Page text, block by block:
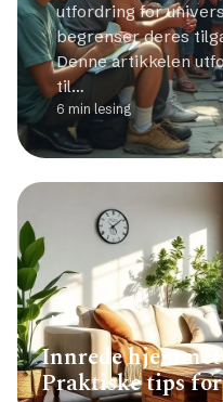
utfordring for
begrenser deres
Denne artikkelen
til…
6 min lesing
HUS
Innrede
Praktiske tips for